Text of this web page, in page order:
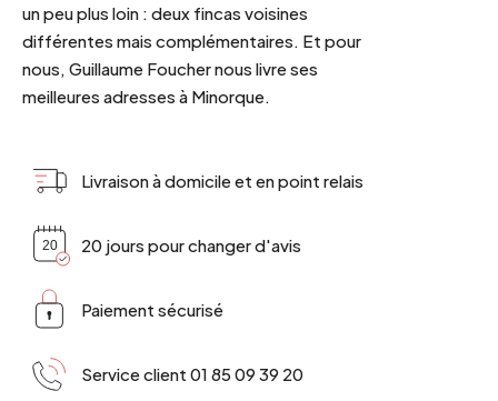
un peu plus loin : deux fincas voisines
différentes mais complémentaires. Et pour
nous, Guillaume Foucher nous livre ses
meilleures adresses à Minorque.
Livraison à domicile et en point relais
20 jours pour changer d'avis
Paiement sécurisé
Service client 01 85 09 39 20